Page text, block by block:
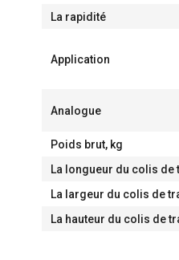
La rapidité
Application
Analogue
Poids brut, kg
La longueur du colis de
La largeur du colis de
La hauteur du colis de